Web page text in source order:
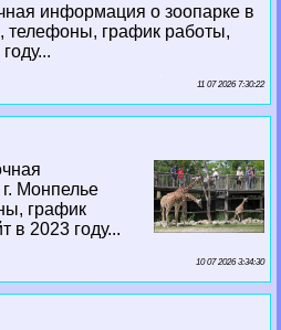
информация о зоопарке в
телефоны, график работы,
11 07 2026 7:30:22
Монпелье
график
в 2023 году...
10 07 2026 3:34:30